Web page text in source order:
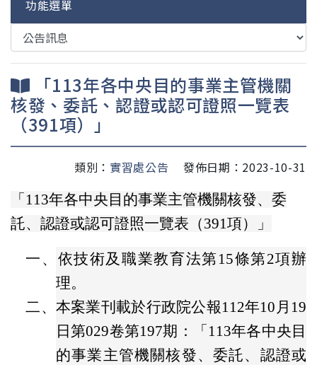
功能選單
「113年各中央目的事業主管機關
核發、委託、認證或認可證照一覽表
（391項）」
類別： 實習處公告
發佈日期：2023-10-31
「113年各中央目的事業主管機關核發、委
託、認證或認可證照一覽表（391項）」
一、 依技術及職業教育法第15條第2項辦
理。
二、 本案業刊載於行政院公報112年10月19
日第029卷第197期：「113年各中央目
的事業主管機關核發、委託、認證或